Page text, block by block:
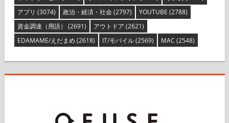
ネットサービス
(3325) ホーム/インテリア (3242) オタ女(3113)
アプリ(3074) 政治・経済・社会 (2797) YOUTUBE
資金調達（用語）(2691) アウトドア (2621)